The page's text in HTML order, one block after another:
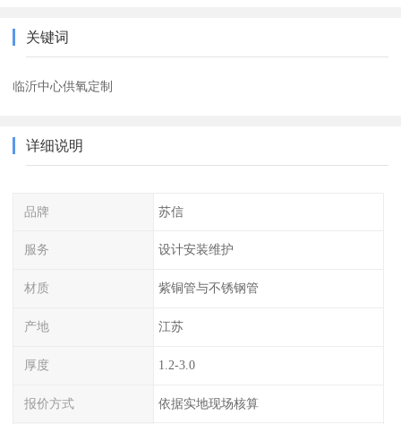
关键词
临沂中心供氧定制
详细说明
品牌 苏信
服务 设计安装维护
材质 紫铜管与不锈钢管
产地 江苏
厚度 1.2-3.0
报价方式 依据实地现场核算